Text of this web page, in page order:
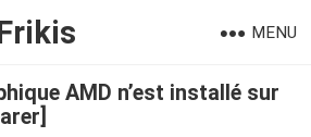
MENU
AMD n’est installé sur